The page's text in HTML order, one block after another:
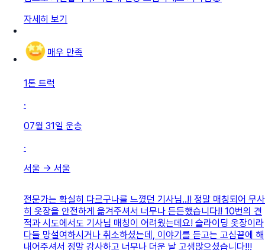
자세히 보기
매우 만족
1톤 트럭
·
07월 31일 운송
·
서울 → 서울
전문가는 확실히 다르구나를 느꼈던 기사님..!! 정말 매칭되어 무사
히 옷장을 안전하게 옮겨주셔서 너무나 든든했습니다!! 10번의 견
적과 시도에서도 기사님 매칭이 어려웠는데요! 슬라이딩 옷장이라
다들 망설여하시거나 취소하셨는데, 이야기를 듣고는 고심끝에 해
내어주셔서 정말 감사하고 너무나 더운 날 고생많으셨습니다!!!